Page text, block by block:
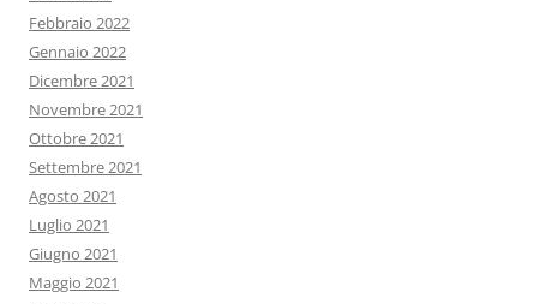
Febbraio 2022
Gennaio 2022
Dicembre 2021
Novembre 2021
Ottobre 2021
Settembre 2021
Agosto 2021
Luglio 2021
Giugno 2021
Maggio 2021